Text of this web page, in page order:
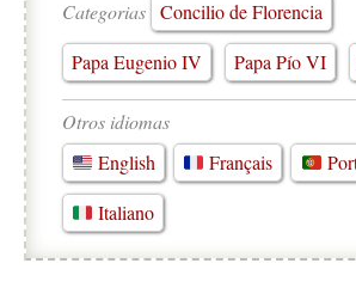
Categorias Concilio de Florencia
Papa Eugenio IV
Papa Pío VI
Otros idiomas
English
Français
Italiano